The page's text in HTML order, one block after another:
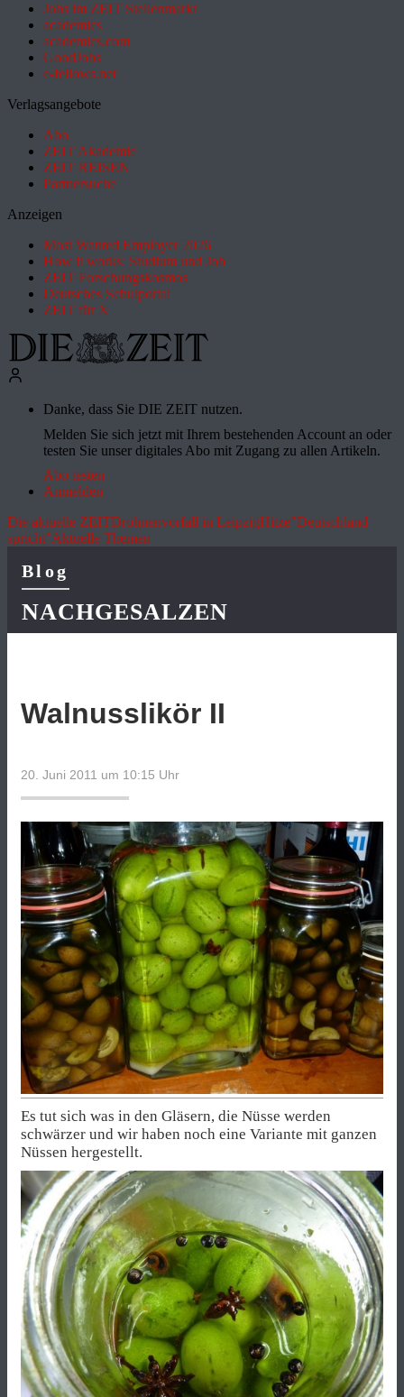
Jobs im ZEIT Stellenmarkt
academics
academics.com
GoodJobs
e-fellows.net
Verlagsangebote
Abo
ZEIT Akademie
ZEIT REISEN
Partnersuche
Anzeigen
Most Wanted Employer 2026
How it works: Studium und Job
ZEIT Forschungskosmos
Deutsches Schulportal
ZEIT für X
Danke, dass Sie DIE ZEIT nutzen.
Melden Sie sich jetzt mit Ihrem bestehenden Account an oder
testen Sie unser digitales Abo mit Zugang zu allen Artikeln.
Abo testen
Anmelden
Die aktuelle ZEITDrohnenvorfall in LeipzigHitze"Deutschland
spricht"Aktuelle Themen
Blog
NACHGESALZEN
Walnusslikör II
20. Juni 2011 um 10:15 Uhr
Es tut sich was in den Gläsern, die Nüsse werden
schwärzer und wir haben noch eine Variante mit ganzen
Nüssen hergestellt.